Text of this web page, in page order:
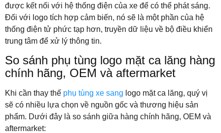
được kết nối với hệ thống điện của xe để có thể phát sáng.
Đối với logo tích hợp cảm biến, nó sẽ là một phần của hệ
thống điện tử phức tạp hơn, truyền dữ liệu về bộ điều khiển
trung tâm để xử lý thông tin.
So sánh phụ tùng logo mặt ca lăng hàng
chính hãng, OEM và aftermarket
Khi cần thay thế phụ tùng xe sang logo mặt ca lăng, quý vị
sẽ có nhiều lựa chọn về nguồn gốc và thương hiệu sản
phẩm. Dưới đây là so sánh giữa hàng chính hãng, OEM và
aftermarket: